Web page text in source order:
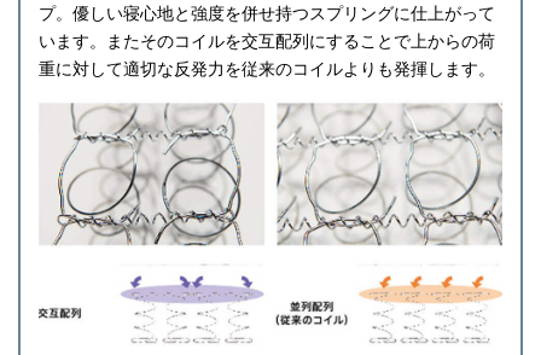
プ。優しい寝心地と強度を併せ持つスプリングに仕上がって
います。またそのコイルを交互配列にすることで上からの荷
重に対して適切な反発力を従来のコイルよりも発揮します。